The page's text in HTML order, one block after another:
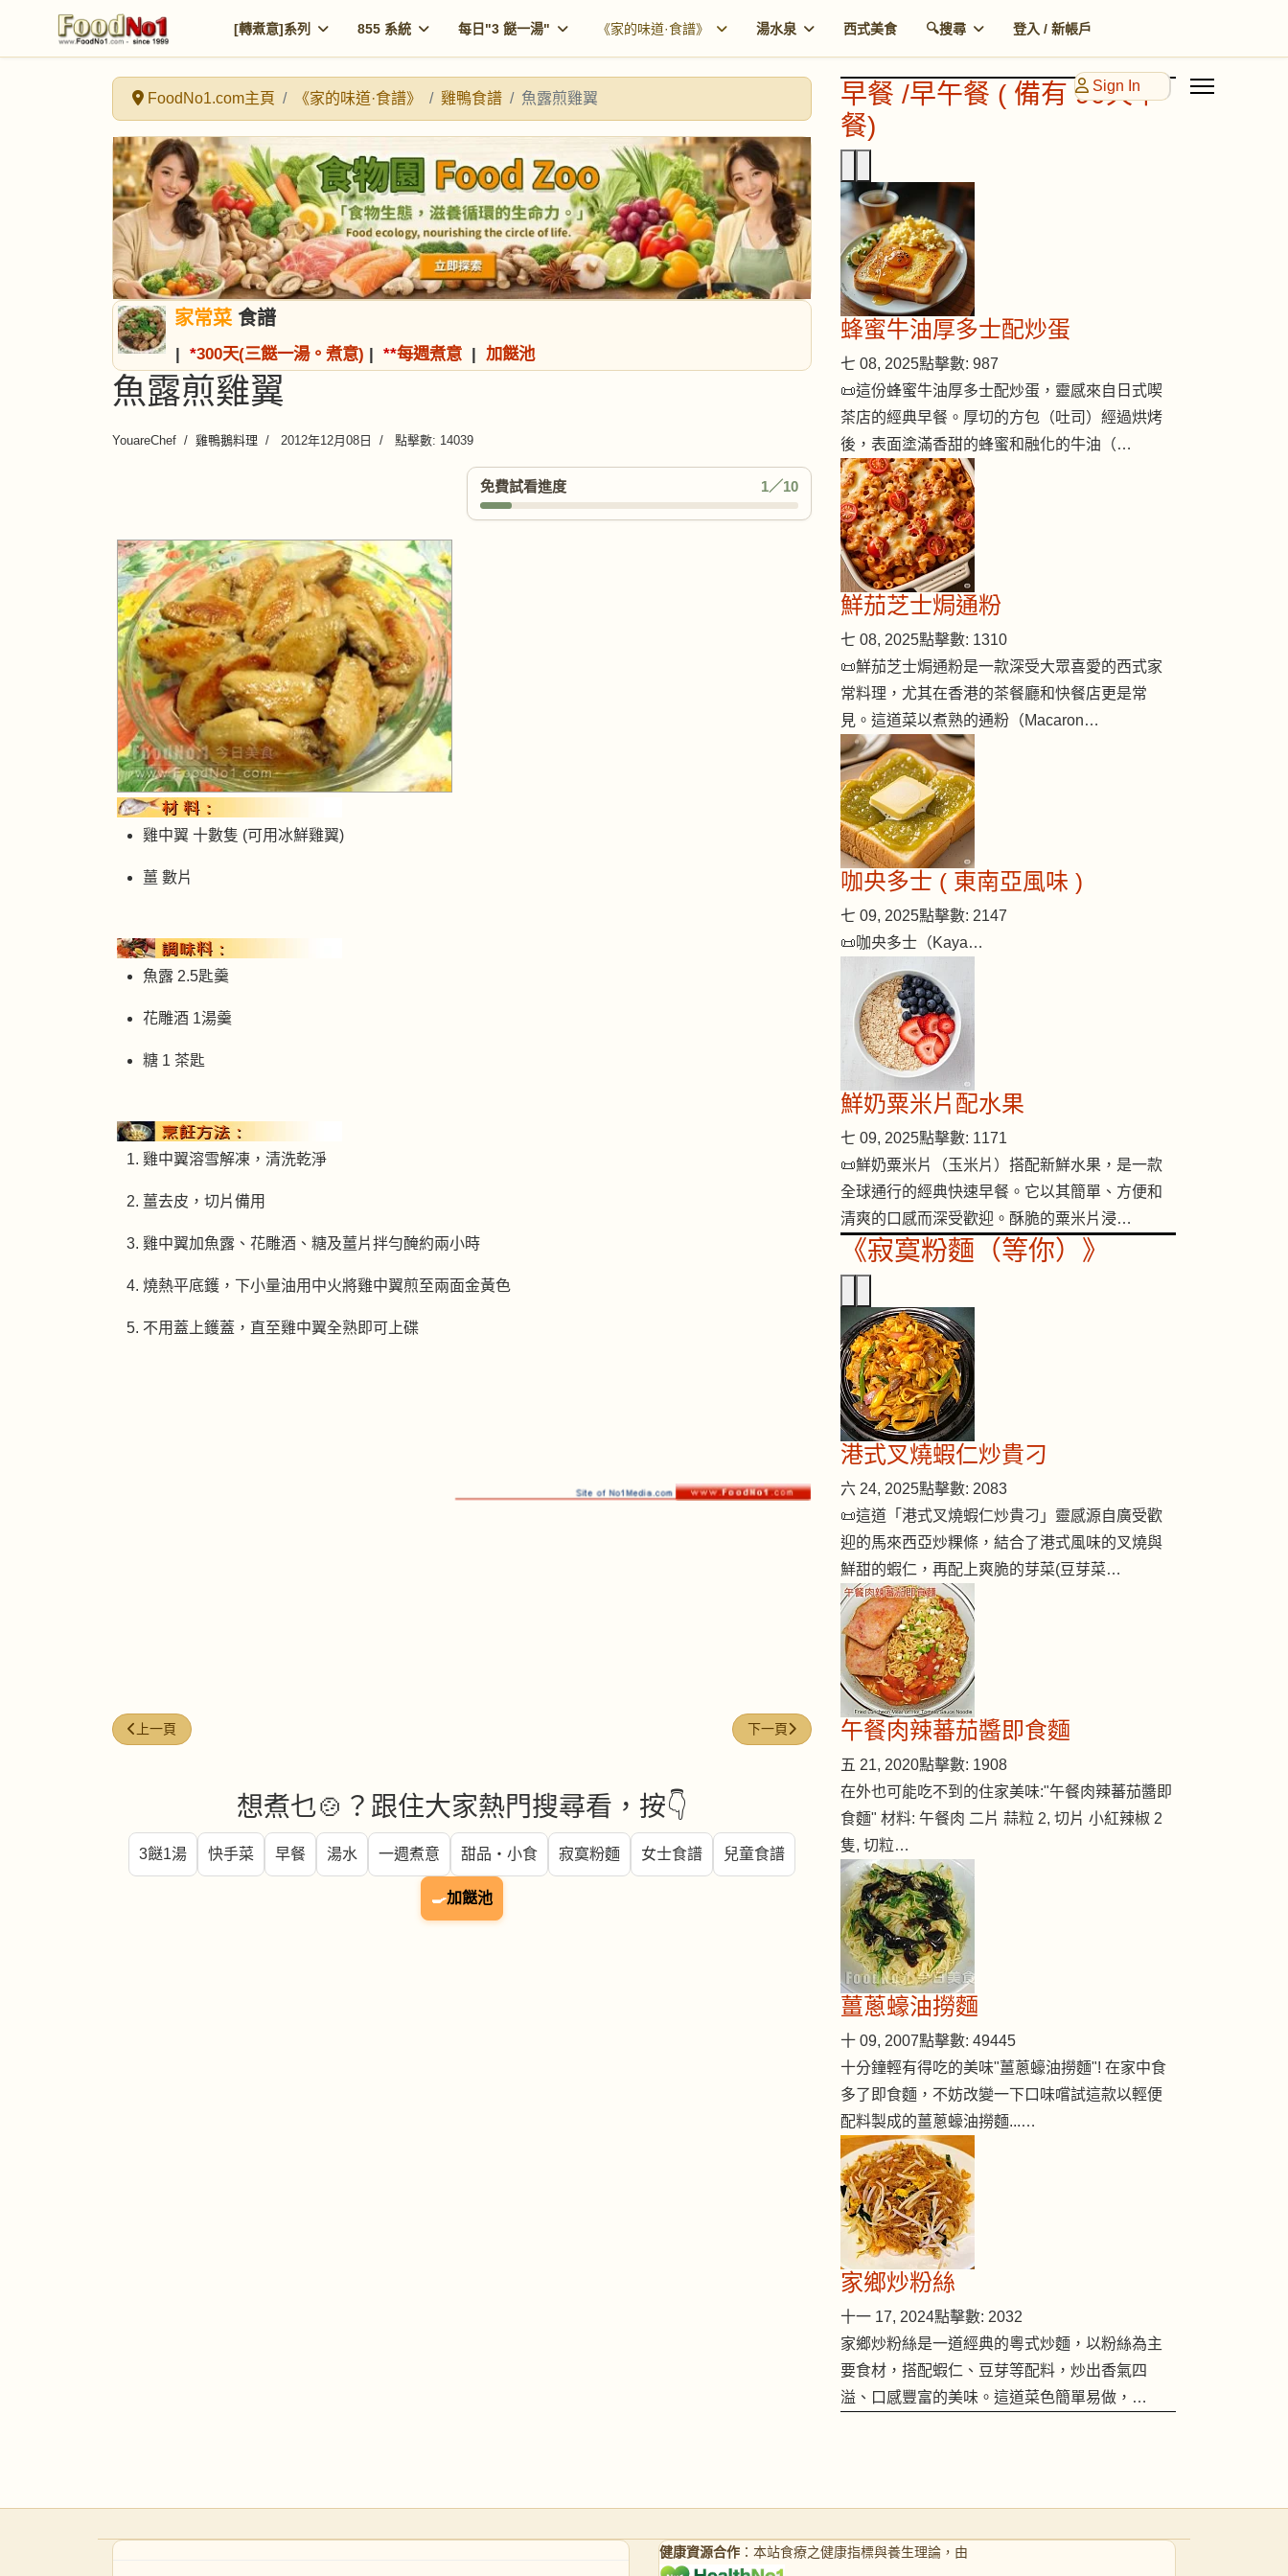
[轉煮意]系列 855 系統 每日"3 餸一湯" 《家的味道·食譜》 湯水泉 西式美食 🔍搜尋 登入 / 新帳戶
Sign In
FoodNo1.com主頁 《家的味道·食譜》 雞鴨食譜 魚露煎雞翼
家常菜 食譜
| *300天(三餸一湯。煮意) | **每週煮意 | 加餸池
魚露煎雞翼
YouareChef 雞鴨鵝料理 2012年12月08日 點擊數: 14039
免費試看進度 1／10
雞中翼 十數隻 (可用冰鮮雞翼)
薑 數片
魚露 2.5匙羹
花雕酒 1湯羹
糖 1 茶匙
雞中翼溶雪解凍，清洗乾淨
薑去皮，切片備用
雞中翼加魚露、花雕酒、糖及薑片拌勻醃約兩小時
燒熱平底鑊，下小量油用中火將雞中翼煎至兩面金黃色
不用蓋上鑊蓋，直至雞中翼全熟即可上碟
上一篇文章: 蒸鹹雞
上一頁 下一篇文章: 啫啫雞
下一頁
想煮乜🍲？跟住大家熱門搜尋看，按👇
3餸1湯 快手菜 早餐 湯水 一週煮意 甜品・小食 寂寞粉麵 女士食譜 兒童食譜
🍳加餸池
早餐 /早午餐 ( 備有 90天早
餐)
蜂蜜牛油厚多士配炒蛋
七 08, 2025點擊數: 987
📜這份蜂蜜牛油厚多士配炒蛋，靈感來自日式喫
茶店的經典早餐。厚切的方包（吐司）經過烘烤
後，表面塗滿香甜的蜂蜜和融化的牛油（…
鮮茄芝士焗通粉
七 08, 2025點擊數: 1310
📜鮮茄芝士焗通粉是一款深受大眾喜愛的西式家
常料理，尤其在香港的茶餐廳和快餐店更是常
見。這道菜以煮熟的通粉（Macaron…
咖央多士 ( 東南亞風味 )
七 09, 2025點擊數: 2147
📜咖央多士（Kaya…
鮮奶粟米片配水果
七 09, 2025點擊數: 1171
📜鮮奶粟米片（玉米片）搭配新鮮水果，是一款
全球通行的經典快速早餐。它以其簡單、方便和
清爽的口感而深受歡迎。酥脆的粟米片浸…
《寂寞粉麵（等你）》
港式叉燒蝦仁炒貴刁
六 24, 2025點擊數: 2083
📜這道「港式叉燒蝦仁炒貴刁」靈感源自廣受歡
迎的馬來西亞炒粿條，結合了港式風味的叉燒與
鮮甜的蝦仁，再配上爽脆的芽菜(豆芽菜…
午餐肉辣蕃茄醬即食麵
五 21, 2020點擊數: 1908
在外也可能吃不到的住家美味:"午餐肉辣蕃茄醬即
食麵" 材料: 午餐肉 二片 蒜粒 2, 切片 小紅辣椒 2
隻, 切粒…
薑蔥蠔油撈麵
十 09, 2007點擊數: 49445
十分鐘輕有得吃的美味"薑蔥蠔油撈麵"! 在家中食
多了即食麵，不妨改變一下口味嚐試這款以輕便
配料製成的薑蔥蠔油撈麵...…
家鄉炒粉絲
十一 17, 2024點擊數: 2032
家鄉炒粉絲是一道經典的粵式炒麵，以粉絲為主
要食材，搭配蝦仁、豆芽等配料，炒出香氣四
溢、口感豐富的美味。這道菜色簡單易做，…
健康資源合作 ：本站食療之健康指標與養生理論，由